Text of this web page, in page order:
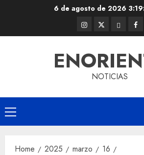
6 de agosto de 2026
Instagram
@EnOriente
Twitter
(X)
Threads
NOTICIAS
Primary
Menu
Home 2025 marzo
16